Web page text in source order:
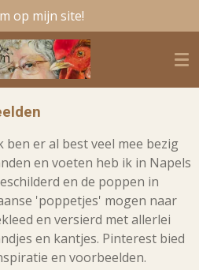
op mijn site!
er al best veel mee bezig
en voeten heb ik in Napels
en de poppen in
'poppetjes' mogen naar
en versierd met allerlei
en kantjes. Pinterest bied
en voorbeelden.